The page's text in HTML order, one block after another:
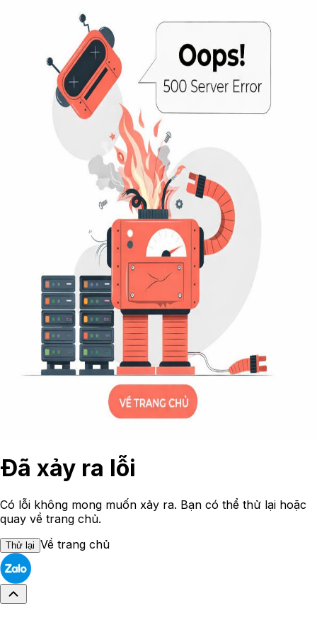
Đã xảy ra lỗi
Có lỗi không mong muốn xảy ra. Bạn có thể thử lại hoặc
quay về trang chủ.
Thử lại Về trang chủ